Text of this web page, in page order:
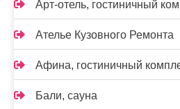
Арт-отель, гостиничный
Ателье Кузовного Ремонта
Афина, гостиничный
Бали, сауна